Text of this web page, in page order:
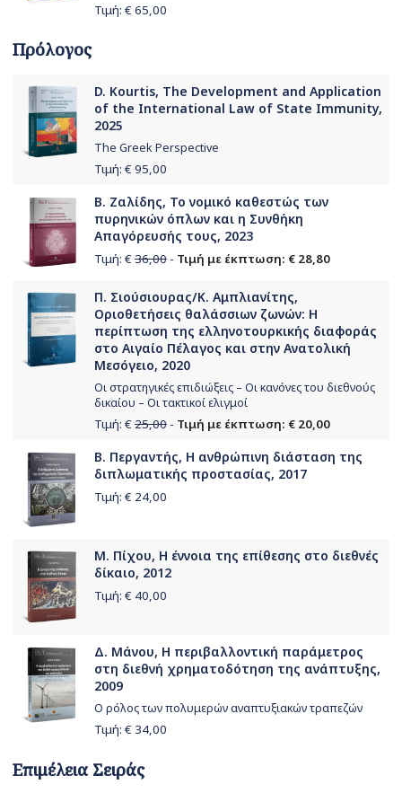
Τιμή: € 65,00
Πρόλογος
D. Kourtis, The Development and Application
of the International Law of State Immunity,
2025
The Greek Perspective
Τιμή: € 95,00
Β. Ζαλίδης, Το νομικό καθεστώς των
πυρηνικών όπλων και η Συνθήκη
Απαγόρευσής τους, 2023
Τιμή: € 36,00 - Τιμή με έκπτωση: € 28,80
Π. Σιούσιουρας/Κ. Αμπλιανίτης,
Οριοθετήσεις θαλάσσιων ζωνών: Η
περίπτωση της ελληνοτουρκικής διαφοράς
στο Αιγαίο Πέλαγος και στην Ανατολική
Μεσόγειο, 2020
Οι στρατηγικές επιδιώξεις – Οι κανόνες του διεθνούς
δικαίου – Οι τακτικοί ελιγμοί
Τιμή: € 25,00 - Τιμή με έκπτωση: € 20,00
Β. Περγαντής, Η ανθρώπινη διάσταση της
διπλωματικής προστασίας, 2017
Τιμή: € 24,00
Μ. Πίχου, Η έννοια της επίθεσης στο διεθνές
δίκαιο, 2012
Τιμή: € 40,00
Δ. Μάνου, Η περιβαλλοντική παράμετρος
στη διεθνή χρηματοδότηση της ανάπτυξης,
2009
Ο ρόλος των πολυμερών αναπτυξιακών τραπεζών
Τιμή: € 34,00
Επιμέλεια Σειράς